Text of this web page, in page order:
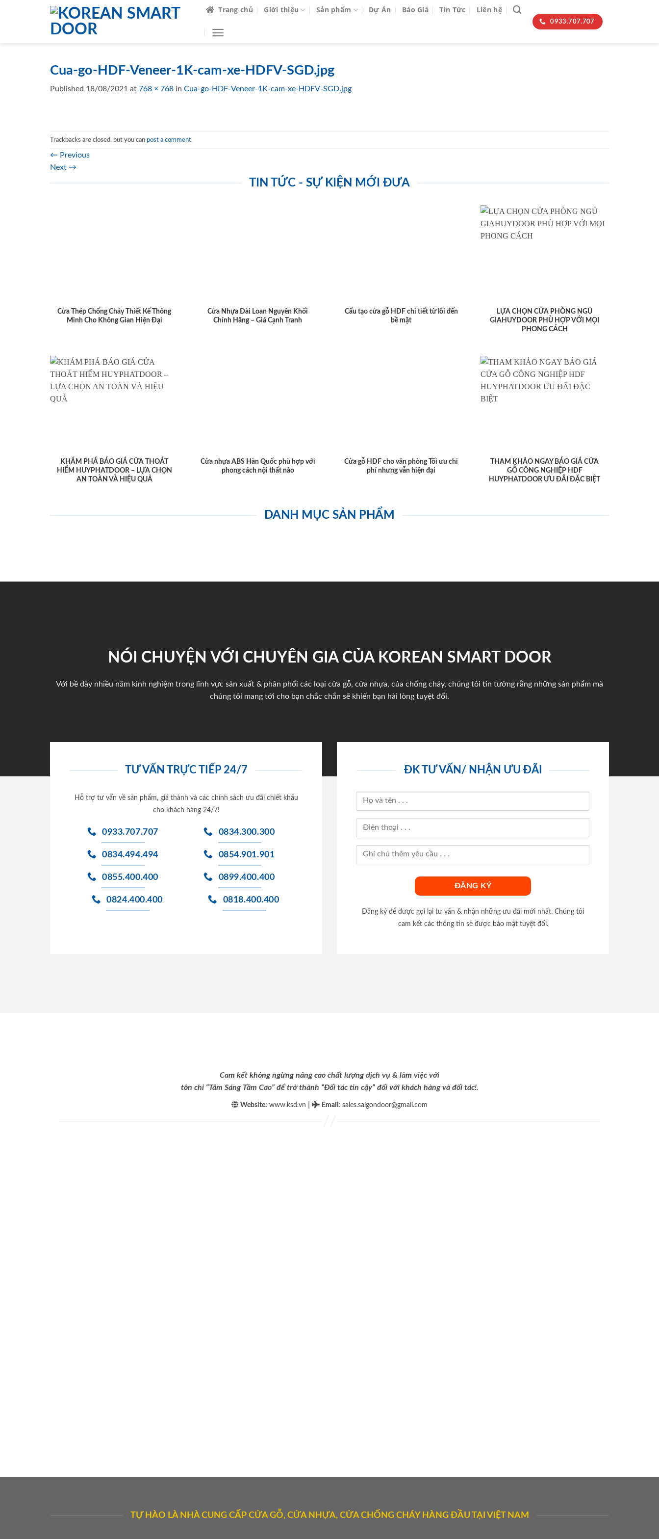
Trang chủ Giới thiệu Sản phẩm Dự Án Báo Giá Tin Tức Liên hệ
0933.707.707
Cua-go-HDF-Veneer-1K-cam-xe-HDFV-SGD.jpg
Published 18/08/2021 at 768 × 768 in Cua-go-HDF-Veneer-1K-cam-xe-HDFV-SGD.jpg
Trackbacks are closed, but you can post a comment.
← Previous
Next →
TIN TỨC - SỰ KIỆN MỚI ĐƯA
Cửa Thép Chống Cháy Thiết Kế Thông
Minh Cho Không Gian Hiện Đại
Cửa Nhựa Đài Loan Nguyên Khối
Chính Hãng – Giá Cạnh Tranh
Cấu tạo cửa gỗ HDF chi tiết từ lõi đến
bề mặt
LỰA CHỌN CỬA PHÒNG NGỦ
GIAHUYDOOR PHÙ HỢP VỚI MỌI
PHONG CÁCH
KHÁM PHÁ BÁO GIÁ CỬA THOÁT
HIỂM HUYPHATDOOR – LỰA CHỌN
AN TOÀN VÀ HIỆU QUẢ
Cửa nhựa ABS Hàn Quốc phù hợp với
phong cách nội thất nào
Cửa gỗ HDF cho văn phòng Tối ưu chi
phí nhưng vẫn hiện đại
THAM KHẢO NGAY BÁO GIÁ CỬA
GỖ CÔNG NGHIỆP HDF
HUYPHATDOOR ƯU ĐÃI ĐẶC BIỆT
DANH MỤC SẢN PHẨM
NÓI CHUYỆN VỚI CHUYÊN GIA CỦA KOREAN SMART DOOR
Với bề dày nhiều năm kinh nghiệm trong lĩnh vực sản xuất & phân phối các loại cửa gỗ, cửa nhựa, của chống cháy, chúng tôi tin tưởng rằng những sản phẩm mà
chúng tôi mang tới cho bạn chắc chắn sẽ khiến bạn hài lòng tuyệt đối.
TƯ VẤN TRỰC TIẾP 24/7
Hỗ trợ tư vấn về sản phẩm, giá thành và các chính sách ưu đãi chiết khấu
cho khách hàng 24/7!
0933.707.707
0834.494.494
0855.400.400
0824.400.400
0834.300.300
0854.901.901
0899.400.400
0818.400.400
ĐK TƯ VẤN/ NHẬN ƯU ĐÃI
Đăng ký để được gọi lại tư vấn & nhận những ưu đãi mới nhất. Chúng tôi
cam kết các thông tin sẽ được bảo mật tuyệt đối.
Cam kết không ngừng nâng cao chất lượng dịch vụ & làm việc với
tôn chỉ “Tâm Sáng Tầm Cao” để trở thành “Đối tác tin cậy” đối với khách hàng và đối tác!.
Website: www.ksd.vn Email : sales.saigondoor@gmail.com
TỰ HÀO LÀ NHÀ CUNG CẤP CỬA GỖ, CỬA NHỰA, CỬA CHỐNG CHÁY HÀNG ĐẦU TẠI VIỆT NAM